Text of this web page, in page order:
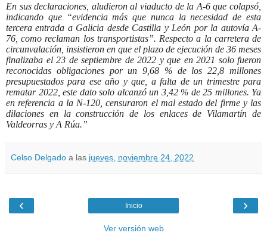
En sus declaraciones, aludieron al viaducto de la A-6 que colapsó,
indicando que “evidencia más que nunca la necesidad de esta
tercera entrada a Galicia desde Castilla y León por la autovía A-
76, como reclaman los transportistas”. Respecto a la carretera de
circunvalación, insistieron en que el plazo de ejecución de 36 meses
finalizaba el 23 de septiembre de 2022 y que en 2021 solo fueron
reconocidas obligaciones por un 9,68 % de los 22,8 millones
presupuestados para ese año y que, a falta de un trimestre para
rematar 2022, este dato solo alcanzó un 3,42 % de 25 millones. Ya
en referencia a la N-120, censuraron el mal estado del firme y las
dilaciones en la construcción de los enlaces de Vilamartín de
Valdeorras y A Rúa.”
Celso Delgado a las jueves, noviembre 24, 2022
‹ ›
Inicio
Ver versión web